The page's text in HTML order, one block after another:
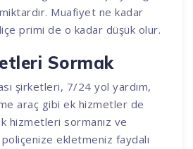
Muafiyet ne kadar
primi de o kadar düşük olur.
Sormak
şirketleri, 7/24 yol yardım,
araç gibi ek hizmetler de
hizmetleri sormanız ve
poliçenize ekletmeniz faydalı